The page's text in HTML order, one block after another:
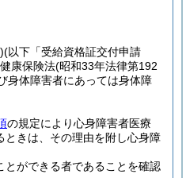
)(以下「受給資格証交付申請
康保険法(昭和33年法律第192
身体障害者にあっては身体障
の規定により心身障害者医療
ときは、その理由を附し心身障
とができる者であることを確認